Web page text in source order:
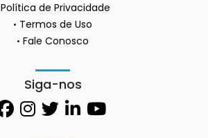
Política de Privacidade
Termos de Uso
Fale Conosco
Siga-nos